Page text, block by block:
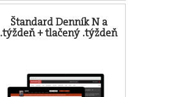
Štandard Denník N a
.týždeň + tlačený .týždeň